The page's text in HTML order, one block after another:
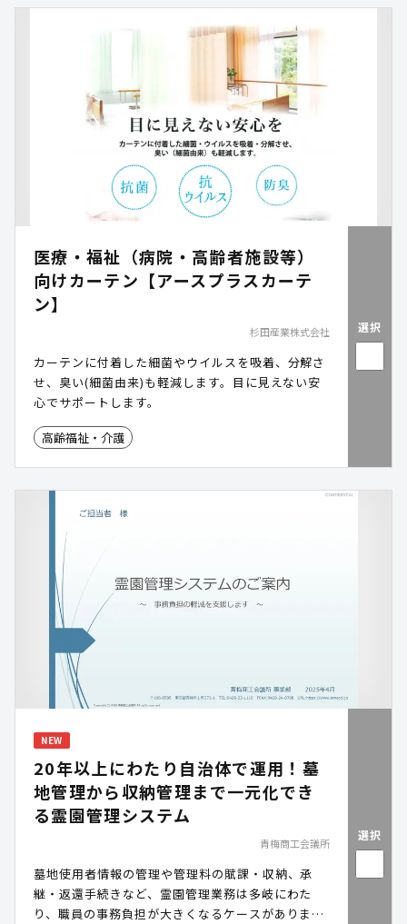
医療・福祉（病院・高齢者施設等）
向けカーテン【アースプラスカーテ
ン】
杉田産業株式会社
カーテンに付着した細菌やウイルスを吸着、分解さ
せ、臭い(細菌由来)も軽減します。目に見えない安
心でサポートします。
高齢福祉・介護
選択
NEW
20年以上にわたり自治体で運用！墓
地管理から収納管理まで一元化でき
る霊園管理システム
青梅商工会議所
墓地使用者情報の管理や管理料の賦課・収納、承
継・返還手続きなど、霊園管理業務は多岐にわた
り、職員の事務負担が大きくなるケースがありま
選択